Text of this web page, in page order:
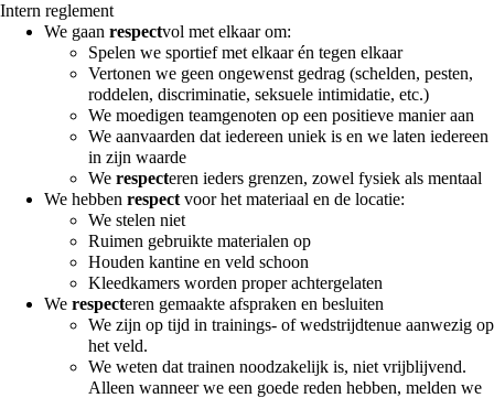
Intern reglement
We gaan respectvol met elkaar om:
Spelen we sportief met elkaar én tegen elkaar
Vertonen we geen ongewenst gedrag (schelden, pesten,
roddelen, discriminatie, seksuele intimidatie, etc.)
We moedigen teamgenoten op een positieve manier aan
We aanvaarden dat iedereen uniek is en we laten iedereen
in zijn waarde
We respecteren ieders grenzen, zowel fysiek als mentaal
We hebben respect voor het materiaal en de locatie:
We stelen niet
Ruimen gebruikte materialen op
Houden kantine en veld schoon
Kleedkamers worden proper achtergelaten
We respecteren gemaakte afspraken en besluiten
We zijn op tijd in trainings- of wedstrijdtenue aanwezig op
het veld.
We weten dat trainen noodzakelijk is, niet vrijblijvend.
Alleen wanneer we een goede reden hebben, melden we